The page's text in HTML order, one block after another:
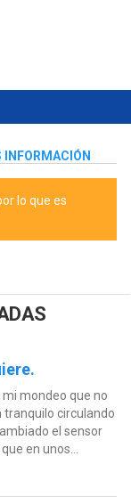
INFORMACIÓN
lo que es
mondeo que no
tranquilo circulando
el sensor
en unos...